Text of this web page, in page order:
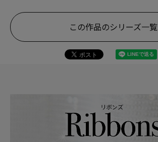
この作品のシリーズ一覧